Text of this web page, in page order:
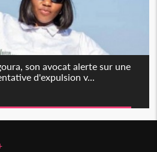
son avocat alerte sur une
d'expulsion v...